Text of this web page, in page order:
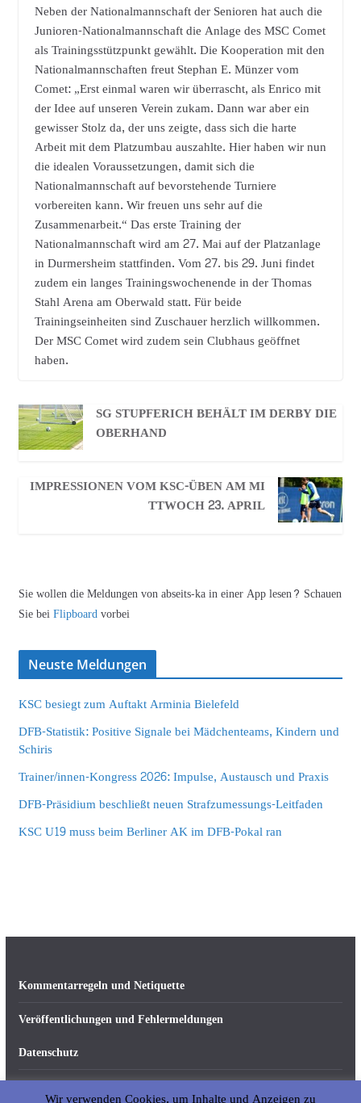
Neben der Nationalmannschaft der Senioren hat auch die
Junioren-Nationalmannschaft die Anlage des MSC Comet
als Trainingsstützpunkt gewählt. Die Kooperation mit den
Nationalmannschaften freut Stephan E. Münzer vom
Comet: „Erst einmal waren wir überrascht, als Enrico mit
der Idee auf unseren Verein zukam. Dann war aber ein
gewisser Stolz da, der uns zeigte, dass sich die harte
Arbeit mit dem Platzumbau auszahlte. Hier haben wir nun
die idealen Voraussetzungen, damit sich die
Nationalmannschaft auf bevorstehende Turniere
vorbereiten kann. Wir freuen uns sehr auf die
Zusammenarbeit.“ Das erste Training der
Nationalmannschaft wird am 27. Mai auf der Platzanlage
in Durmersheim stattfinden. Vom 27. bis 29. Juni findet
zudem ein langes Trainingswochenende in der Thomas
Stahl Arena am Oberwald statt. Für beide
Trainingseinheiten sind Zuschauer herzlich willkommen.
Der MSC Comet wird zudem sein Clubhaus geöffnet
haben.
SG STUPFERICH BEHÄLT IM DERBY DIE
OBERHAND
IMPRESSIONEN VOM KSC-ÜBEN AM MI
TTWOCH 23. APRIL
Sie wollen die Meldungen von abseits-ka in einer App lesen? Schauen
Sie beiFlipboardvorbei
Neuste Meldungen
KSC besiegt zum Auftakt Arminia Bielefeld
DFB-Statistik: Positive Signale bei Mädchenteams, Kindern und
Schiris
Trainer/innen-Kongress 2026: Impulse, Austausch und Praxis
DFB-Präsidium beschließt neuen Strafzumessungs-Leitfaden
KSC U19 muss beim Berliner AK im DFB-Pokal ran
Kommentarregeln und Netiquette
Veröffentlichungen und Fehlermeldungen
Datenschutz
Impressum